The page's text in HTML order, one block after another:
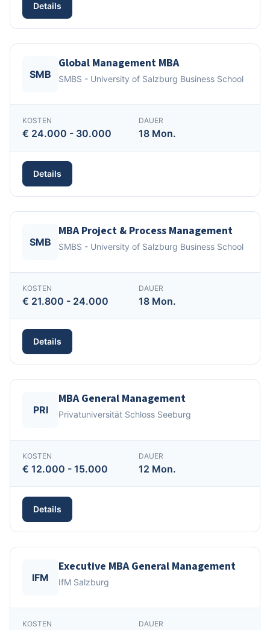
Details
SMB
Global Management MBA
SMBS - University of Salzburg Business School
KOSTEN
€ 24.000 - 30.000
DAUER
18 Mon.
Details
SMB
MBA Project & Process Management
SMBS - University of Salzburg Business School
KOSTEN
€ 21.800 - 24.000
DAUER
18 Mon.
Details
PRI
MBA General Management
Privatuniversität Schloss Seeburg
KOSTEN
€ 12.000 - 15.000
DAUER
12 Mon.
Details
IFM
Executive MBA General Management
IfM Salzburg
KOSTEN DAUER